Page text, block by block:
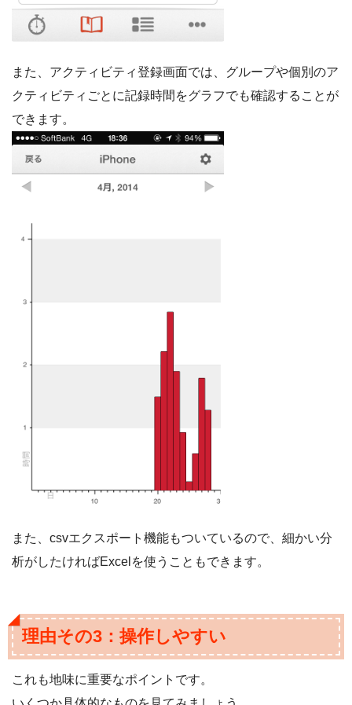
また、アクティビティ登録画面では、グループや個別のア
クティビティごとに記録時間をグラフでも確認することが
できます。
また、csvエクスポート機能もついているので、細かい分
析がしたければExcelを使うこともできます。
理由その3：操作しやすい
これも地味に重要なポイントです。